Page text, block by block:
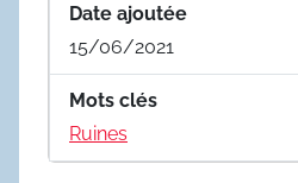
Date ajoutée
15/06/2021
Mots clés
Ruines